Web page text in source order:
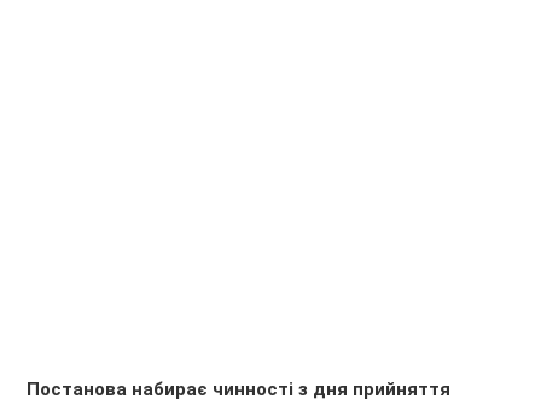
Постанова набирає чинності з дня прийняття